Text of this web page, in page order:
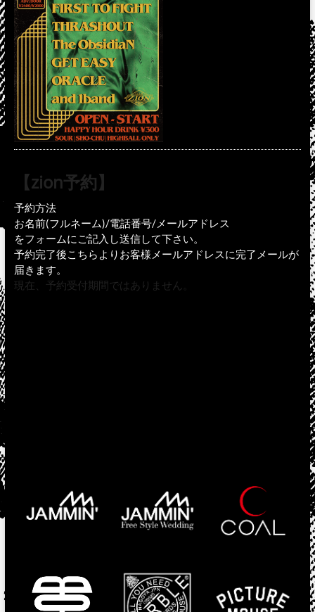
【zion予約】
予約方法
お名前(フルネーム)/電話番号/メールアドレス
をフォームにご記入し送信して下さい。
予約完了後こちらよりお客様メールアドレスに完了メールが
届きます。
現在、予約受付期間ではありません。